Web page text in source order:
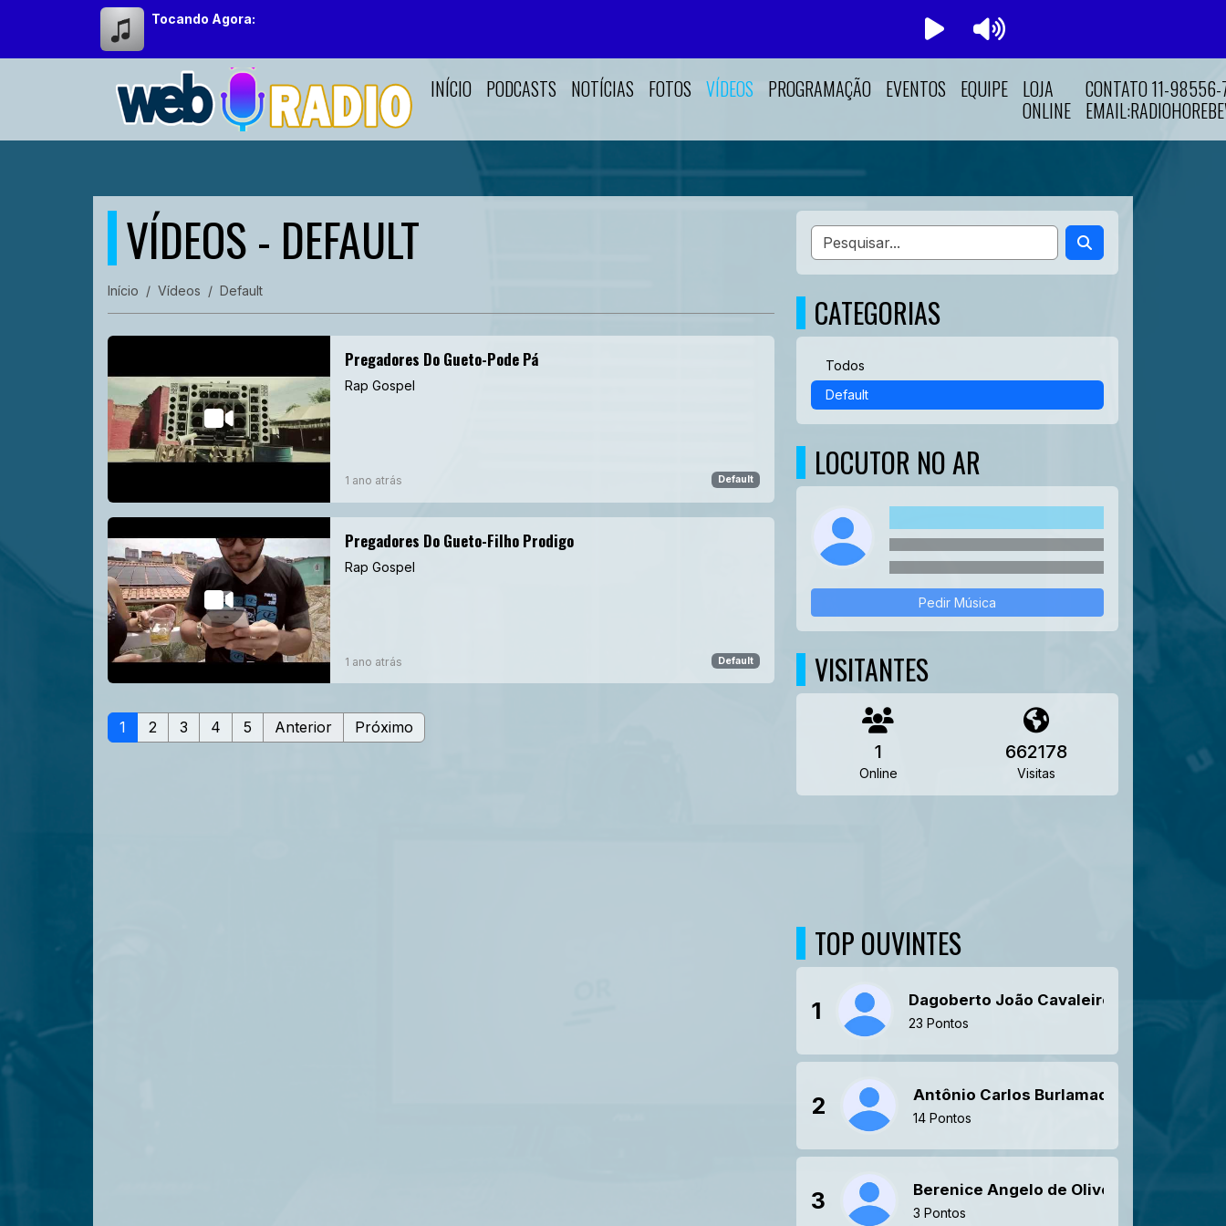
Tocando Agora:
INÍCIO PODCASTS NOTÍCIAS FOTOS VÍDEOS PROGRAMAÇÃO EVENTOS EQUIPE LOJA
ONLINE
CONTATO 11-
VÍDEOS - DEFAULT
Início Vídeos Default
Pregadores Do Gueto-Pode Pá
Rap Gospel
1 ano atrás Default
Pregadores Do Gueto-Filho Prodigo
Rap Gospel
1 ano atrás Default
1 2 3 4 5 Anterior Próximo
CATEGORIAS
Todos
Default
LOCUTOR NO AR
Pedir Música
VISITANTES
1
Online
662178
Visitas
TOP OUVINTES
1 Dagoberto João Cavaleiro
23 Pontos
2 Antônio Carlos Burlamaqui Melani Diniz
14 Pontos
3 Berenice Angelo de Oliveira Marques
3 Pontos